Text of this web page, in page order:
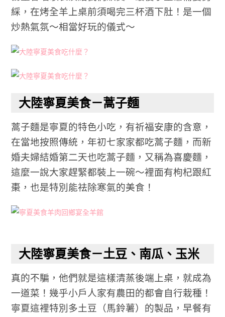
綵，在烤全羊上桌前須喝完三杯酒下肚！是一個
炒熱氣氛～相當好玩的儀式～
大陸寧夏美食－蒿子麵
蒿子麵是寧夏的特色小吃，有祈福安康的含意，
在當地按照傳統，年初七家家都吃蒿子麵，而新
婚夫婦結婚第二天也吃蒿子麵，又稱為喜慶麵，
這麼一說大家趕緊都裝上一碗～裡面有枸杞跟紅
棗，也是特別能祛除寒氣的美食！
大陸寧夏美食－土豆、南瓜、玉米
真的不騙，他們就是這樣清蒸後端上桌，就成為
一道菜！幾乎小戶人家有農田的都會自行栽種！
寧夏這裡特別多土豆（馬鈴薯）的製品，早餐有